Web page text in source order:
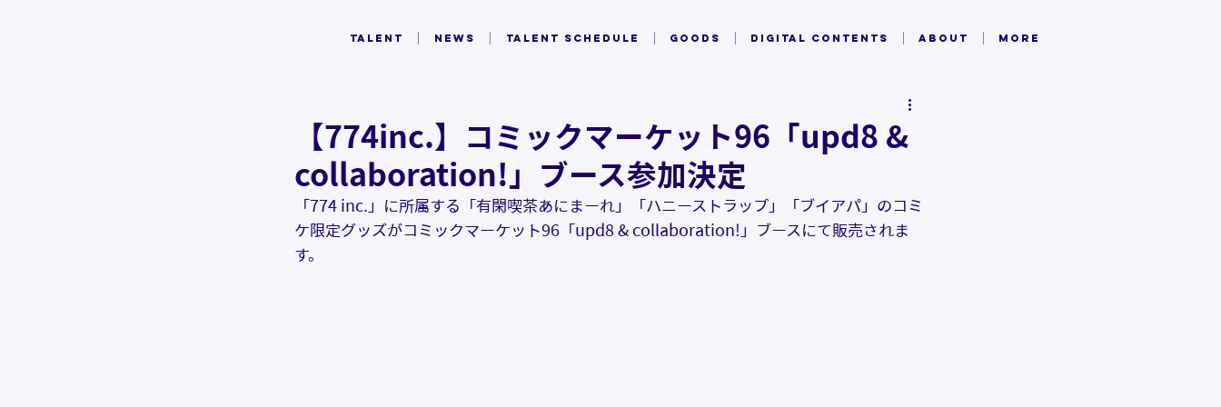
TALENT NEWS TALENT SCHEDULE GOODS DIGITAL CONTENTS ABOUT MORE
【774inc.】コミックマーケット96「upd8 &
collaboration!」ブース参加決定
「774 inc.」に所属する「有閑喫茶あにまーれ」「ハニーストラップ」「ブイアパ」のコミ
ケ限定グッズがコミックマーケット96「upd8 & collaboration!」ブースにて販売されま
す。